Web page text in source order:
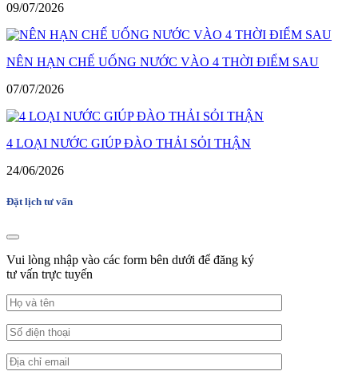
09/07/2026
NÊN HẠN CHẾ UỐNG NƯỚC VÀO 4 THỜI ĐIỂM SAU
07/07/2026
4 LOẠI NƯỚC GIÚP ĐÀO THẢI SỎI THẬN
24/06/2026
Đặt lịch tư vấn
Vui lòng nhập vào các form bên dưới để đăng ký
tư vấn trực tuyến